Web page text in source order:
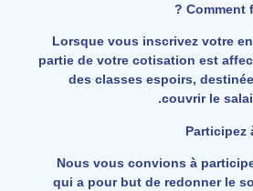
Comment
Lorsque vous inscrivez votre
partie de votre cotisation est
des classes espoirs,
couvrir le
Participez
Nous vous convions à
qui a pour but de redonner le